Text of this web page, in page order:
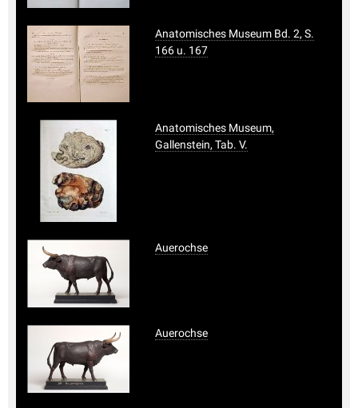
Anatomisches Museum Bd. 2, S.
166 u. 167
Anatomisches Museum,
Gallenstein, Tab. V.
Auerochse
Auerochse